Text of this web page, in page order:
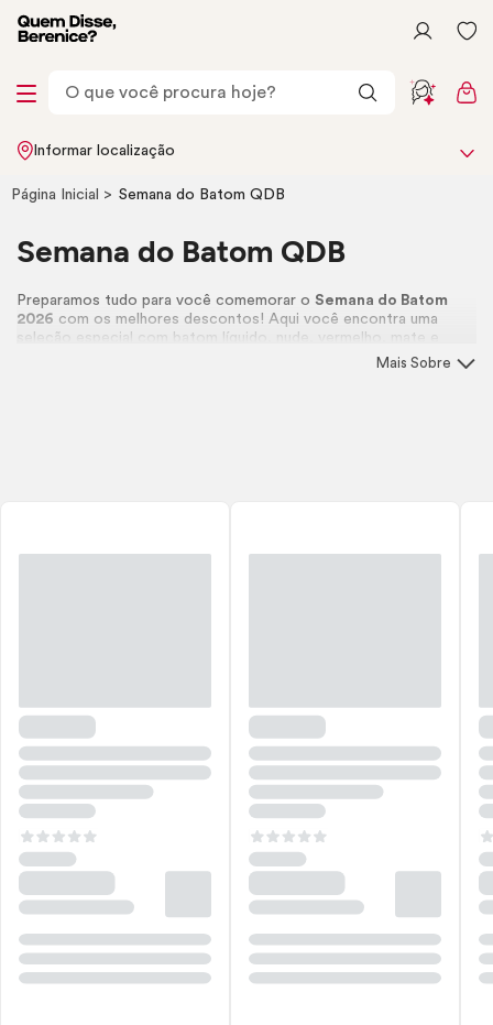
Informar localização
Página Inicial Semana do Batom QDB
Semana do Batom QDB
Preparamos tudo para você comemorar oSemana do Batom
2026 com os melhores descontos! Aqui você encontra uma
seleção especial com batom líquido, nude, vermelho, mate e
Mais Sobre